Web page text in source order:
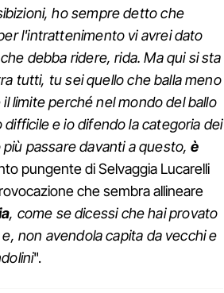
ho sempre detto che
l'intrattenimento vi avrei dato
debba ridere, rida. Ma qui si sta
tutti, tu sei quello che balla meno
limite perché nel mondo del ballo
e io difendo la categoria dei
passare davanti a questo,è
pungente di Selvaggia Lucarelli
che sembra allineare
, come se dicessi che hai provato
non avendola capita da vecchi e
".